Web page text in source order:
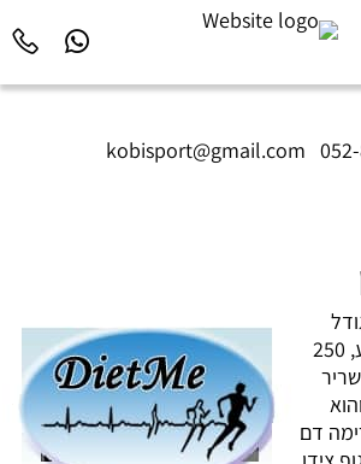
kobisport@gmail.com
אגרוף ומשקלו בממוצע, 250
דם